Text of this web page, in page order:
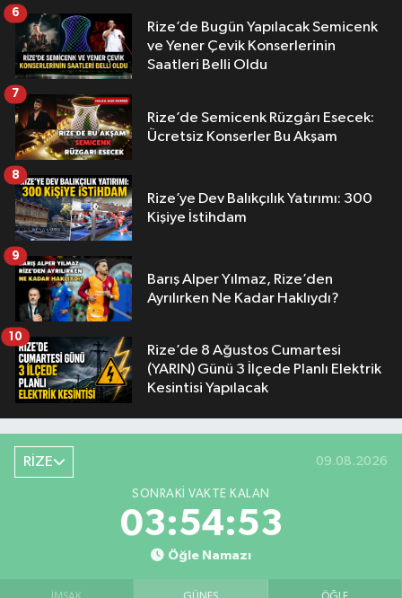
Rize’de Bugün Yapılacak Semicenk
ve Yener Çevik Konserlerinin
Saatleri Belli Oldu
6
Rize’de Semicenk Rüzgârı Esecek:
Ücretsiz Konserler Bu Akşam
7
Rize’ye Dev Balıkçılık Yatırımı: 300
Kişiye İstihdam
8
Barış Alper Yılmaz, Rize’den
Ayrılırken Ne Kadar Haklıydı?
9
Rize’de 8 Ağustos Cumartesi
(YARIN) Günü 3 İlçede Planlı Elektrik
Kesintisi Yapılacak
10
RİZE 09.08.2026
SONRAKI VAKTE KALAN
03:54:52
Öğle Namazı